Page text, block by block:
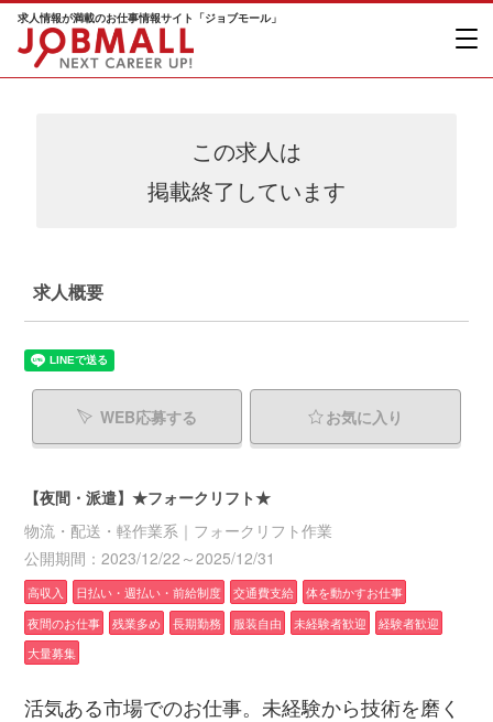
求人情報が満載のお仕事情報サイト「ジョブモール」
この求人は
掲載終了しています
求人概要
WEB応募する お気に入り
【夜間・派遣】★フォークリフト★
物流・配送・軽作業系｜フォークリフト作業
公開期間：2023/12/22～2025/12/31
高収入 日払い・週払い・前給制度 交通費支給
体を動かすお仕事
夜間のお仕事
残業多め 長期勤務 服装自由 未経験者歓迎
経験者歓迎
大量募集
活気ある市場でのお仕事。未経験から技術を磨く